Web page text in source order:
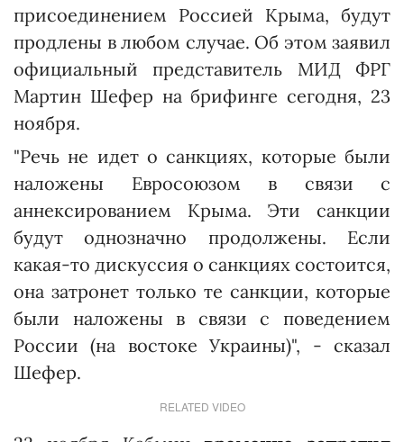
присоединением Россией Крыма, будут
продлены в любом случае. Об этом заявил
официальный представитель МИД ФРГ
Мартин Шефер на брифинге сегодня, 23
ноября.
"Речь не идет о санкциях, которые были
наложены Евросоюзом в связи с
аннексированием Крыма. Эти санкции
будут однозначно продолжены. Если
какая-то дискуссия о санкциях состоится,
она затронет только те санкции, которые
были наложены в связи с поведением
России (на востоке Украины)", - сказал
Шефер.
RELATED VIDEO